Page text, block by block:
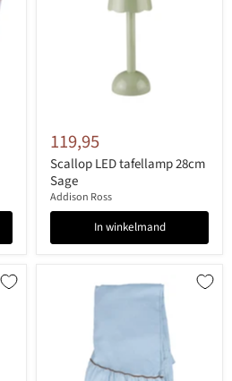
119,95
Scallop LED tafellamp 28cm
Sage
Addison Ross
In winkelmand